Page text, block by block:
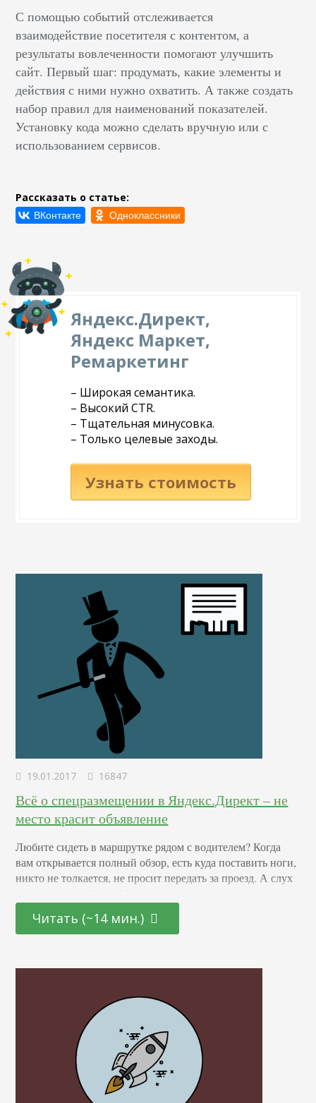
С помощью событий отслеживается
взаимодействие посетителя с контентом, а
результаты вовлеченности помогают улучшить
сайт. Первый шаг: продумать, какие элементы и
действия с ними нужно охватить. А также создать
набор правил для наименований показателей.
Установку кода можно сделать вручную или с
использованием сервисов.
Рассказать о статье:
Яндекс.Директ,
Яндекс Маркет,
Ремаркетинг
– Широкая семантика.
– Высокий CTR.
– Тщательная минусовка.
– Только целевые заходы.
Узнать стоимость
19.01.2017 16847
Всё о спецразмещении в Яндекс.Директ – не
место красит объявление
Любите сидеть в маршрутке рядом с водителем? Когда
вам открывается полный обзор, есть куда поставить ноги,
никто не толкается, не просит передать за проезд. А слух
а прямо здесь, рядом. Предпочитаете в кино занимать
самые лучшие места – ближе к концу, но не в самом
Читать (~14 мин.)